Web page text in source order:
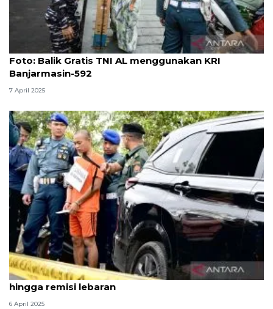
Foto: Balik Gratis TNI AL menggunakan KRI
Banjarmasin-592
7 April 2025
Hukum sepekan, pembunuhan jurnalis Kalsel
hingga remisi lebaran
6 April 2025